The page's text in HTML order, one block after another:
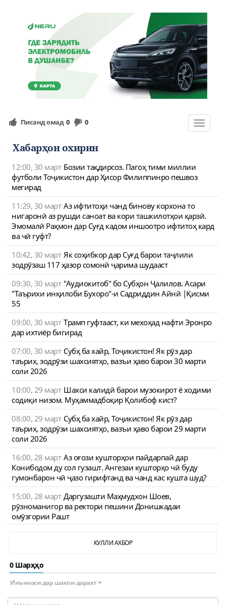
Toggle
Писанд омад 0 0
Хабарҳои охирин
12:00, 30 март Бозии тақдирсоз. Пагоҳ тими миллии
футболи Тоҷикистон дар Ҳисор Филиппинро пешвоз
мегирад
11:29, 30 март Аз ифтитоҳи чанд бинову корхона то
нигаронӣ аз рушди саноат ва кори ташкилотҳои қарзӣ.
Эмомалӣ Раҳмон дар Суғд кадом иншоотро ифтитоҳ кард
ва чӣ гуфт?
10:42, 30 март Як соҳибкор дар Суғд барои таҷлили
зодрӯзаш 117 ҳазор сомонӣ ҷарима шудааст
09:30, 30 март "Аудиокитоб" бо Субҳон Ҷалилов. Асари
"Таърихи инқилоби Бухоро"-и Садриддин Айнӣ |Қисми
55
09:00, 30 март Трамп гуфтааст, ки мехоҳад нафти Эронро
дар ихтиёр бигирад
07:00, 30 март Субҳ ба хайр, Тоҷикистон! Як рӯз дар
таърих, зодрӯзи шахсиятҳо, вазъи ҳаво барои 30 марти
соли 2026
10:00, 29 март Шахси калидӣ барои музокирот ё ходими
содиқи низом. Муҳаммадбоқир Қолибоф кист?
08:00, 29 март Субҳ ба хайр, Тоҷикистон! Як рӯз дар
таърих, зодрӯзи шахсиятҳо, вазъи ҳаво барои 29 марти
соли 2026
16:00, 28 март Аз оғози кушторҳои пайдарпай дар
Конибодом ду сол гузашт. Ангезаи кушторҳо чӣ буду
гумонбарон чӣ ҷазо гирифтанд ва чанд кас кушта шуд?
15:00, 28 март Даргузашти Маҳмудхон Шоев,
рӯзноманигор ва ректори пешини Донишкадаи
омӯзгории Рашт
КУЛЛИ АХБОР
0 Шарҳҳо
Инъикоси дар шакли дарахт